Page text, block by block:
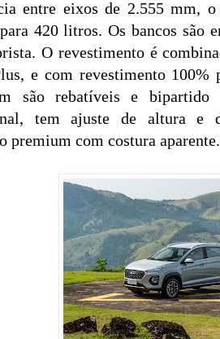
entre eixos de 2.555 mm,
420 litros. Os bancos são
O revestimento é
e com revestimento
são rebatíveis e
tem ajuste de altura e
premium com costura aparente.